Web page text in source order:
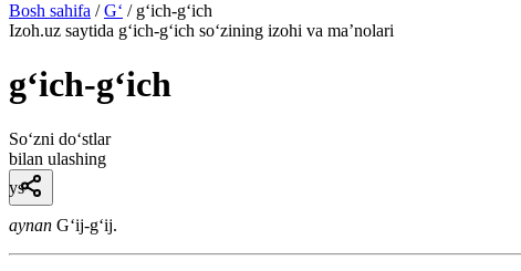
Bosh sahifa / G‘ / g‘ich-g‘ich
Izoh.uz saytida g‘ich-g‘ich so‘zining izohi va ma’nolari
g‘ich-g‘ich
So‘zni do‘stlar
bilan ulashing
ys
aynan Gʻij-gʻij.